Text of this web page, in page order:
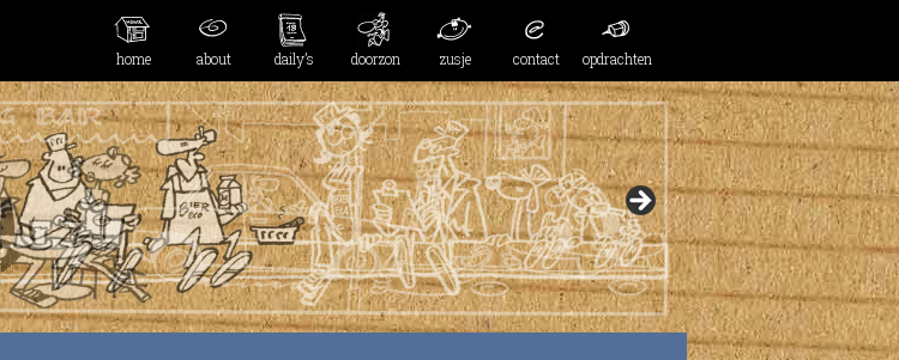
home about daily’s doorzon zusje contact opdrachten